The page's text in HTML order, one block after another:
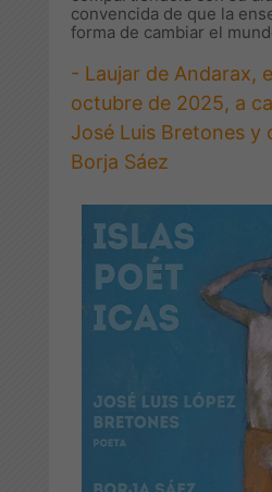
convencida de que la
forma de cambiar el
- Laujar de Andarax,
octubre de 2025, a
José Luis Bretones y
Borja Sáez